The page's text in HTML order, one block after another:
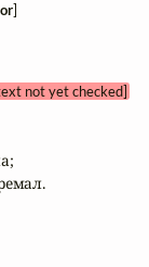
]
not yet checked]